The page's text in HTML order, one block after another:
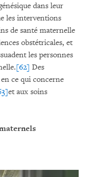
dans leur
les interventions
de santé maternelle
obstétricales, et
les personnes
[62] Des
ce qui concerne
et aux soins